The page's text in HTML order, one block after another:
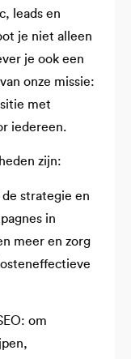
leads en
je niet alleen
je ook een
onze missie:
met
iedereen.
zijn:
strategie en
in
meer en zorg
om